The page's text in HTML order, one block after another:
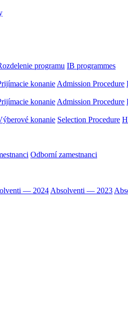
programu IB programmes
konanie Admission Procedure
konanie Admission Procedure
konanie Selection Procedure
Odborní zamestnanci
— 2024 Absolventi — 2023